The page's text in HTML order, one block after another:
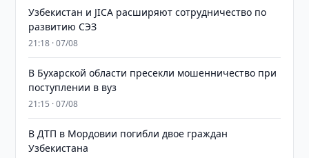
Узбекистан и JICA расширяют сотрудничество по
развитию СЭЗ
21:18 · 07/08
В Бухарской области пресекли мошенничество при
поступлении в вуз
21:15 · 07/08
В ДТП в Мордовии погибли двое граждан
Узбекистана